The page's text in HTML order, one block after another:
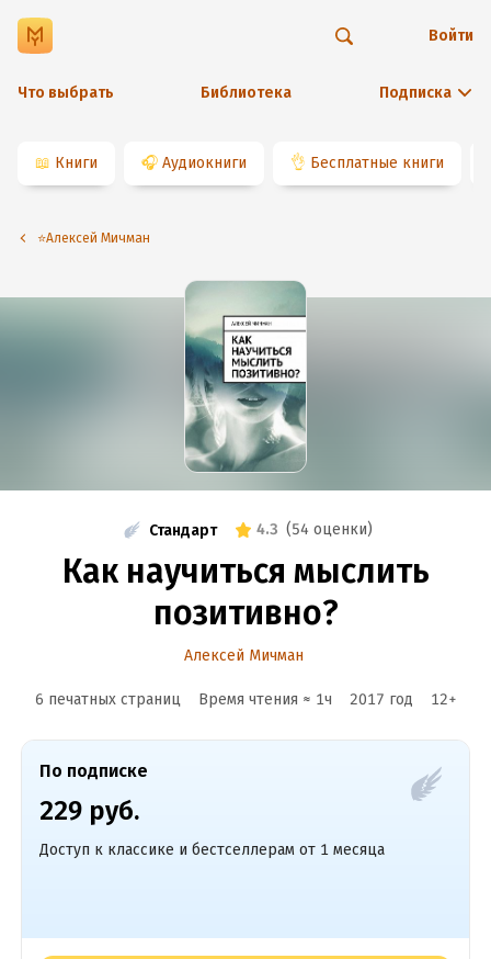
Что выбрать Библиотека Подписка
Войти
📖 Книги 🎧 Аудиокниги 👌 Бесплатные книги
⭐️Алексей Мичман
Стандарт 4.3 (54 оценки)
Как научиться мыслить
позитивно?
Алексей Мичман
6 печатных страниц Время чтения ≈ 1ч 2017 год 12+
По подписке
229 руб.
Доступ к классике и бестселлерам от 1 месяца